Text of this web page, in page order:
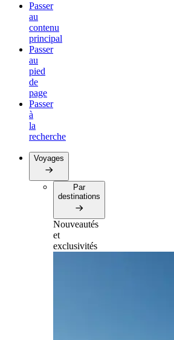
Passer
au
contenu
principal
Passer
au
pied
de
page
Passer
à
la
recherche
Voyages
Par
destinations
Nouveautés
et
exclusivités